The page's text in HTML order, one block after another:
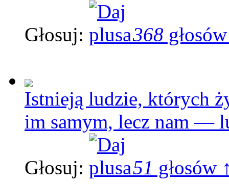
Głosuj: 368
Istnieją ludzie, których
im samym, lecz nam —
Głosuj: 51 głosów